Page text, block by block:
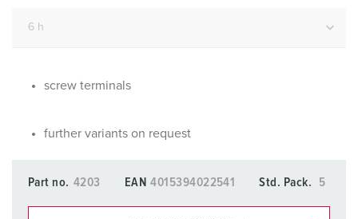
screw terminals
further variants on request
Part no. 4203 EAN 4015394022541 Std. Pack. 5